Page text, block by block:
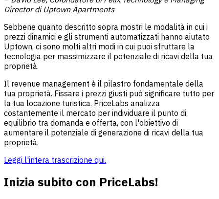
Director di Uptown Apartments
Sebbene quanto descritto sopra mostri le modalità in cui i
prezzi dinamici e gli strumenti automatizzati hanno aiutato
Uptown, ci sono molti altri modi in cui puoi sfruttare la
tecnologia per massimizzare il potenziale di ricavi della tua
proprietà.
Il revenue management è il pilastro fondamentale della
tua proprietà. Fissare i prezzi giusti può significare tutto per
la tua locazione turistica. PriceLabs analizza
costantemente il mercato per individuare il punto di
equilibrio tra domanda e offerta, con l'obiettivo di
aumentare il potenziale di generazione di ricavi della tua
proprietà.
Leggi l'intera trascrizione qui.
Inizia subito con PriceLabs!